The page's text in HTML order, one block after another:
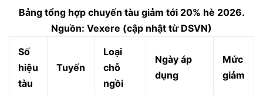
Bảng tổng hợp chuyến tàu giảm tới 20% hè 2026.
Nguồn: Vexere (cập nhật từ DSVN)
Số
hiệu
tàu
Tuyến
Loại
chỗ
ngồi
Ngày áp
dụng
Mức
giảm